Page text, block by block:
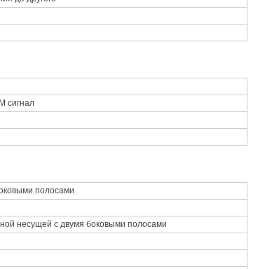
сигнал
полосами
несущей с двумя боковыми полосами